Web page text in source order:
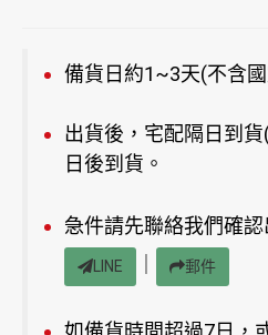
備貨日約1~3天(不含國
出貨後，宅配隔日到
日後到貨。
急件請先聯絡我們確認
LINE 郵件